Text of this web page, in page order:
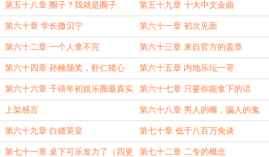
第五十八章 圈子？我就是圈子 第五十九章 十大中文金曲
第六十章 学长撒贝宁 第六十一章 初次见面
第六十二章 一个人拿不完 第六十三章 来自官方的盖章
第六十四章 孙楠颁奖，虾仁猪心 第六十五章 内地乐坛一哥
第六十六章 千禧年初娱乐圈最真实
的毕业论文
第六十七章 只要你能拿下的话
上架感言 第六十八章 男人的嘴，骗人的鬼
第六十九章 白嫖英皇 第七十章 低于八百万免谈
第七十一章 桌下可乐发力了（四更 第七十二章 二专的概念